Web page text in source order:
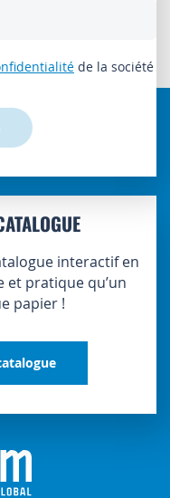
de la société
interactif en
et pratique qu’un
papier !